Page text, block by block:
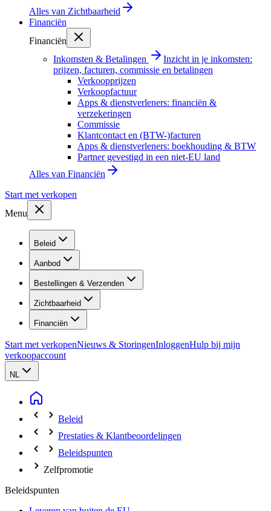
Alles van Zichtbaarheid
Financiën
Financiën
Inkomsten & Betalingen
Inzicht in je inkomsten:
prijzen, facturen, commissie en betalingen
Verkoopprijzen
Verkoopfactuur
Apps & dienstverleners: financiën &
verzekeringen
Commissie
Klantcontact en (BTW-)facturen
Apps & dienstverleners: boekhouding & BTW
Partner gevestigd in een niet-EU land
Alles van Financiën
Start met verkopen
Menu
Beleid
Aanbod
Bestellingen & Verzenden
Zichtbaarheid
Financiën
Start met verkopenNieuws & StoringenInloggenHulp bij mijn
verkoopaccount
NL
Beleid
Prestaties & Klantbeoordelingen
Beleidspunten
Zelfpromotie
Beleidspunten